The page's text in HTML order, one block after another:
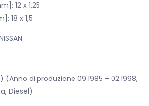
12 x 1,25
18 x 1,5
(Anno di produzione 09.1985 – 02.1998,
Diesel)